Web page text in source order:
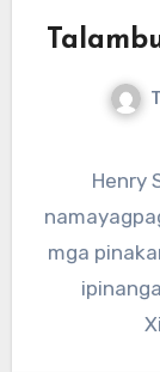
Henry Sy ay isang Filipino-Chinese na
mga